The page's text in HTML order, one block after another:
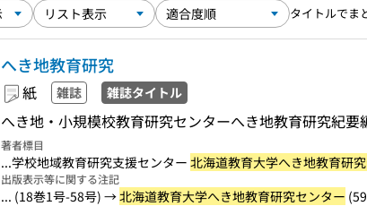
タイトルでま
へき地教育研究
紙 雑誌 雑誌タイトル
へき地・小規模校教育研究センターへき地教育研究紀要
著者標目
...学校地域教育研究支援センター 北海道教育大学へき地教育研
出版表示等に関する注記
... (18巻1号-58号) →北海道教育大学へき地教育研究センター